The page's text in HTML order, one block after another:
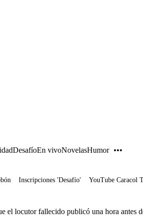
DesafíoEn vivoNovelasHumor
Inscripciones 'Desafío' YouTube Caracol
el locutor fallecido publicó una hora antes